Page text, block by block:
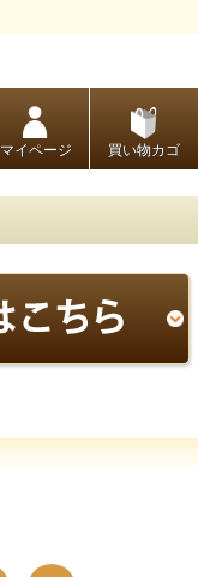
マイページ 買い物カゴ